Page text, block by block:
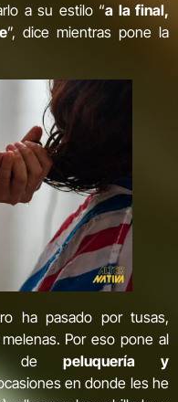
a su estilo “a la final,
”, dice mientras pone la
ha pasado por tusas,
Por eso pone al
depeluquería y
en donde les he